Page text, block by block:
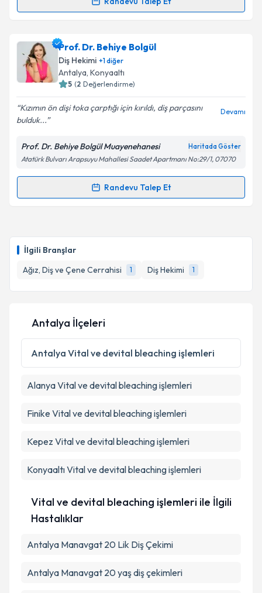
İlgili Branşlar
Ağız, Diş ve Çene Cerrahisi
1 Diş Hekimi 1
takvim hazırlandığında e-posta ile bilgilendireceğiz.
E-posta Adresiniz
kapsamda işlenmesini kabul ediyorum.
Takvim Talebini Gönder
Prof. Dr. Behiye Bolgül
Diş Hekimi +1diğer
Antalya, Konyaaltı
5 (2 Değerlendirme)
Kızımın ön dişi toka çarptığı için kırıldı, diş parçasını
bulduk...
Devamı
Prof. Dr. Behiye Bolgül Muayenehanesi Haritada Göster
Atatürk Bulvarı Arapsuyu Mahallesi Saadet Apartmanı No:29/1, 07070
Randevu Talep Et
Randevu Takvimi Talebi
takvim hazırlandığında e-posta ile bilgilendireceğiz.
Kişisel verilerimin işlenmesine ilişkinAydınlatma
Metni 'ni okudum ve kişisel verilerimin belirtilen
kapsamda işlenmesini kabul ediyorum.
Antalya İlçeleri
Antalya Vital ve devital bleaching işlemleri
AlanyaVital ve devital bleaching işlemleri
Finike Vital ve devital bleaching işlemleri
Kepez Vital ve devital bleaching işlemleri
KonyaaltıVital ve devital bleaching işlemleri
Vital ve devital bleaching işlemleri ile İlgili
Hastalıklar
Antalya Manavgat 20 Lik Diş Çekimi
Antalya Manavgat 20 yaş diş çekimleri